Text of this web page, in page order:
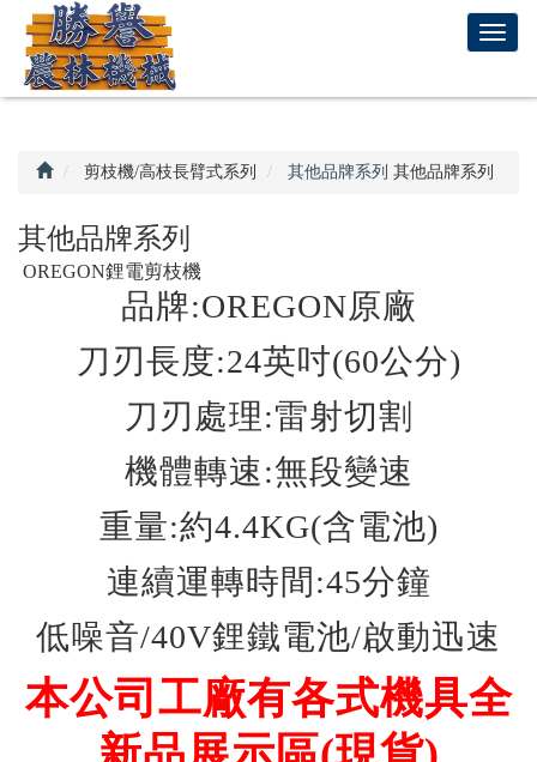
T
e
回
首
頁
剪枝機/高枝長臂式系列 其他品牌系列 其他品牌系列
其他品牌系列
OREGON鋰電剪枝機
品牌:OREGON原廠
刀刃長度:24英吋(60公分)
刀刃處理:雷射切割
機體轉速:無段變速
重量:約4.4KG(含電池)
連續運轉時間:45分鐘
低噪音/40V鋰鐵電池/啟動迅速
本公司工廠有各式機具全